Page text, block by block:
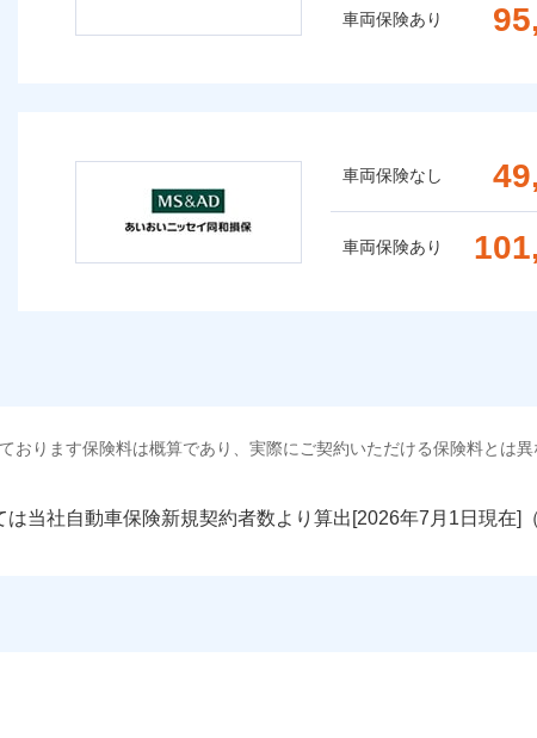
車両保険あり
車両保険なし
車両保険あり
おります保険料は概算であり、実際にご契約いただける保険料とは
は当社 新規契約者数より算出[ 年 月 日現在]